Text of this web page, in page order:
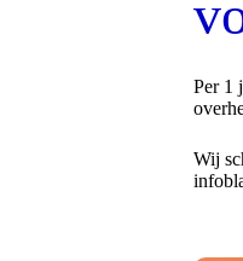
Per 1
Wij